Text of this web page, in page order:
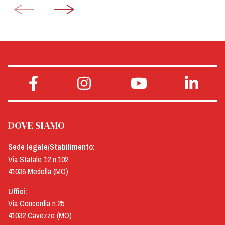
DOVE SIAMO
Sede legale/Stabilimento:
Via Statale 12 n.102
41036 Medolla (MO)
Uffici:
Via Concordia n.25
41032 Cavezzo (MO)